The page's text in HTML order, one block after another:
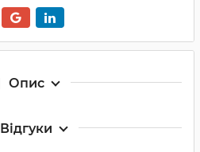
Опис
Відгуки